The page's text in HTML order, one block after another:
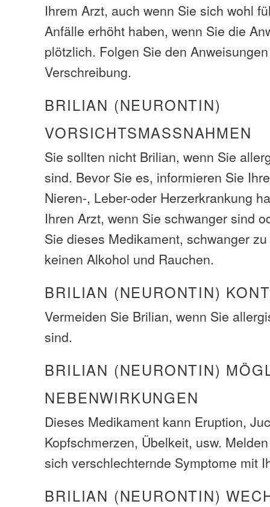
Ihrem Arzt, auch wenn Sie sich wohl
Anfälle erhöht haben, wenn Sie die
plötzlich. Folgen Sie den
Verschreibung.
BRILIAN (NEURONTIN)
VORSICHTSMASSNAHMEN
Sie sollten nicht Brilian, wenn Sie
sind. Bevor Sie es, informieren Sie
Nieren-, Leber-oder Herzerkrankung
Ihren Arzt, wenn Sie schwanger sind
Sie dieses Medikament, schwanger
keinen Alkohol und Rauchen.
BRILIAN (NEURONTIN)
Vermeiden Sie Brilian, wenn Sie
sind.
BRILIAN (NEURONTIN)
NEBENWIRKUNGEN
Dieses Medikament kann Eruption,
Kopfschmerzen, Übelkeit, usw.
sich verschlechternde Symptome mit
BRILIAN (NEURONTIN)